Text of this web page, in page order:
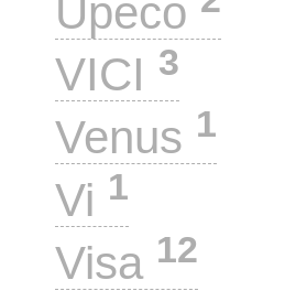
Upeco
VICI 3
Venus 1
Vi 1
Visa 12